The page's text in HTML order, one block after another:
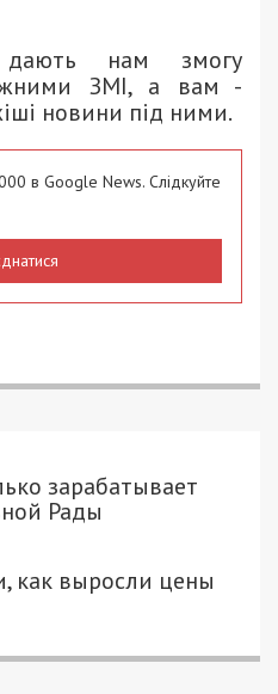
дають нам змогу
ЗМІ, а вам -
новини під ними.
в Google News. Слідкуйте
зарабатывает
Рады
как выросли цены